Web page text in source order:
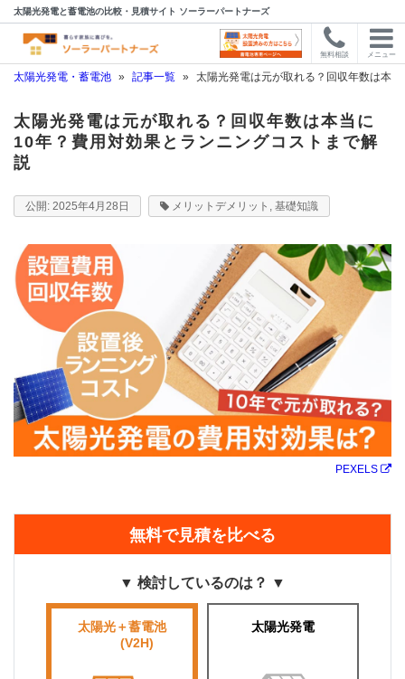
太陽光発電と蓄電池の比較・見積サイト ソーラーパートナーズ
無料相談 メニュー
太陽光発電・蓄電池 » 記事一覧 » 太陽光発電は元が取れる？回収年数は本
太陽光発電は元が取れる？回収年数は本当に
10年？費用対効果とランニングコストまで解
説
2025年4月28日 メリットデメリット , 基礎知識
PEXELS
無料で見積を比べる
▼ 検討しているのは？ ▼
太陽光＋蓄電池
(V2H)
太陽光発電